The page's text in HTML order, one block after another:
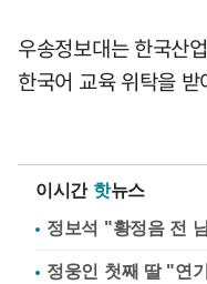
우송정보대는 한국산
한국어 교육 위탁을
이시간 핫뉴스
정보석 "황정음 전
정웅인 첫째 딸 "연